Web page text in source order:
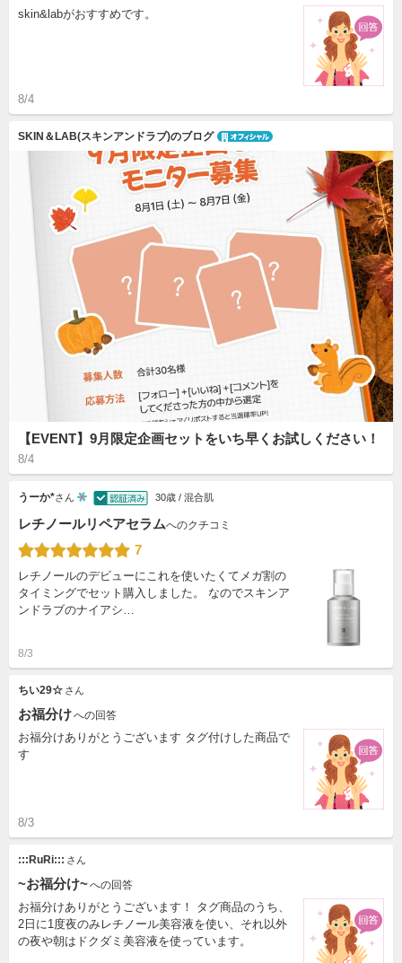
skin&labがおすすめです。
8/4
SKIN＆LAB(スキンアンドラブ)のブログ
【EVENT】9月限定企画セットをいち早くお試しください！
8/4
うーか*さん 30歳 / 混合肌
レチノールリペアセラムへのクチコミ
7
レチノールのデビューにこれを使いたくてメガ割の
タイミングでセット購入しました。 なのでスキンア
ンドラブのナイアシ…
8/3
ちい29☆ さん
お福分けへの回答
お福分けありがとうございます タグ付けした商品で
す
8/3
:::RuRi::: さん
~お福分け~への回答
お福分けありがとうございます！ タグ商品のうち、
2日に1度夜のみレチノール美容液を使い、それ以外
の夜や朝はドクダミ美容液を使っています。